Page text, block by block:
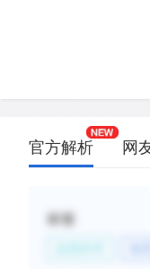
官方解析 网
标签